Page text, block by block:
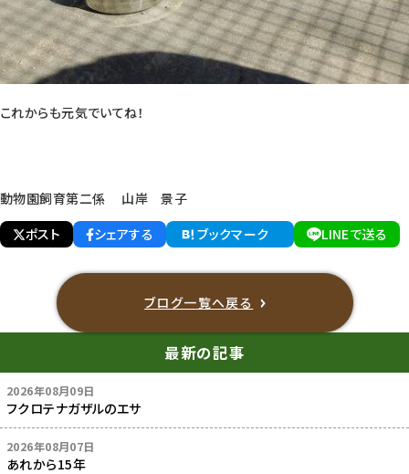
これからも元気でいてね！
動物園飼育第二係 山岸 景子
ポスト
シェアする ブックマーク LINEで送る
ブログ一覧へ戻る
最新の記事
2026年08月09日
フクロテナガザルのエサ
2026年08月07日
あれから15年